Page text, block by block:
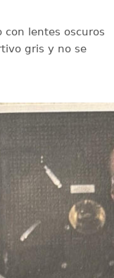
con lentes oscuros
gris y no se